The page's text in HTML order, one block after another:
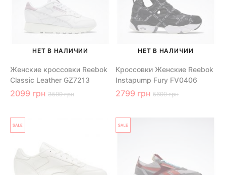
НЕТ В НАЛИЧИИ
Женские кроссовки Reebok
Classic Leather GZ7213
2099 грн 3599 грн
НЕТ В НАЛИЧИИ
Кроссовки Женские Reebok
Instapump Fury FV0406
2799 грн 5699 грн